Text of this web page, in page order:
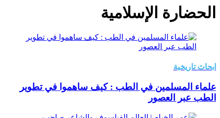
الحضارة الإسلامية
ابحاث تاريخية
علماء المسلمين في الطب : كيف ساهموا في تطوير
الطب عبر العصور